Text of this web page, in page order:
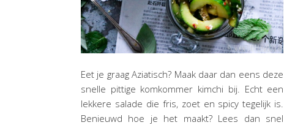
Eet je graag Aziatisch? Maak daar dan eens deze
snelle pittige komkommer kimchi bij. Echt een
lekkere salade die fris, zoet en spicy tegelijk is.
Benieuwd hoe je het maakt? Lees dan snel